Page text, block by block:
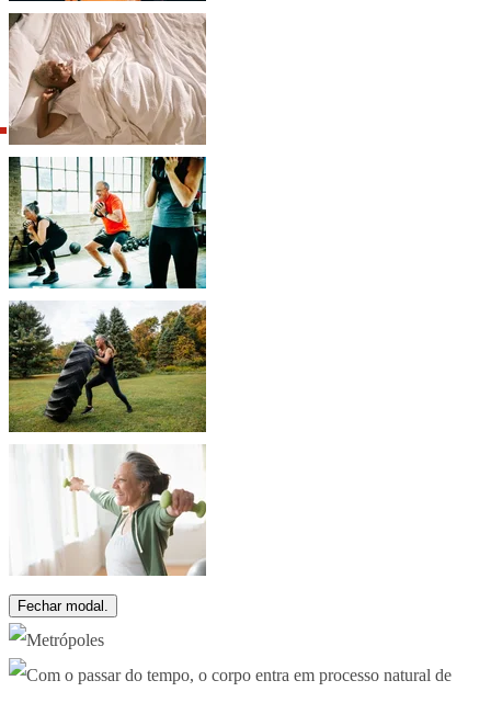
Fechar modal.